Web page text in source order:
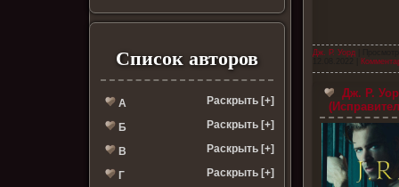
Список авторов
А Раскрыть [+]
Б Раскрыть [+]
В Раскрыть [+]
Г Раскрыть [+]
Дж. Р. Уорд
Дж. Р.